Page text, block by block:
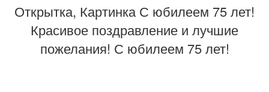
Открытка, Картинка С юбилеем 75 лет!
Красивое поздравление и лучшие
пожелания! С юбилеем 75 лет!